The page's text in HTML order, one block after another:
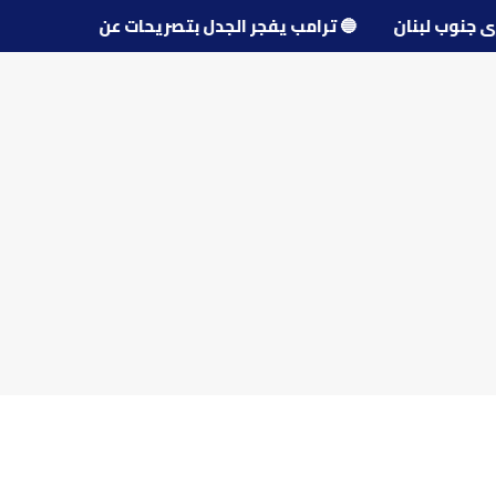
قرى جنوب لبنان 🔵ترامب يفجر الجدل بتصريحات عن